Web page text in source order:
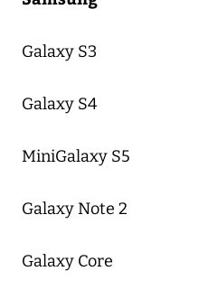
Galaxy S3
Galaxy S4
MiniGalaxy S5
Galaxy Note 2
Galaxy Core